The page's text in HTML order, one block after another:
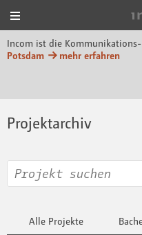
Incom ist die
Potsdam
mehr erfahren
Projektarchiv
Alle Projekte